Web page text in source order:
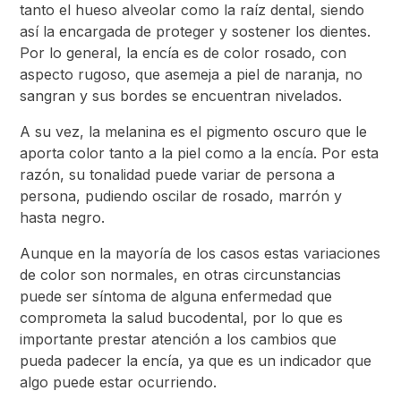
tanto el hueso alveolar como la raíz dental, siendo
así la encargada de proteger y sostener los dientes.
Por lo general, la encía es de color rosado, con
aspecto rugoso, que asemeja a piel de naranja, no
sangran y sus bordes se encuentran nivelados.
A su vez, la melanina es el pigmento oscuro que le
aporta color tanto a la piel como a la encía. Por esta
razón, su tonalidad puede variar de persona a
persona, pudiendo oscilar de rosado, marrón y
hasta negro.
Aunque en la mayoría de los casos estas variaciones
de color son normales, en otras circunstancias
puede ser síntoma de alguna enfermedad que
comprometa la salud bucodental, por lo que es
importante prestar atención a los cambios que
pueda padecer la encía, ya que es un indicador que
algo puede estar ocurriendo.